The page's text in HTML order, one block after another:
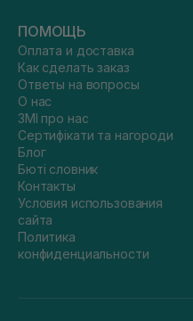
ПОМОЩЬ
Оплата и доставка
Как сделать заказ
Ответы на вопросы
О нас
ЗМІ про нас
Сертифікати та нагороди
Блог
Бюті словник
Контакты
Условия использования
сайта
Политика
конфиденциальности